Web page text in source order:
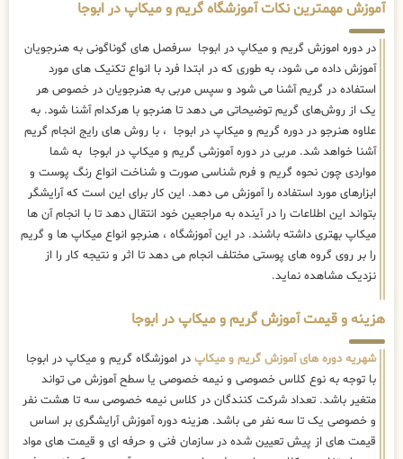
آموزش مهمترین نکات آموزشگاه گریم و میکاپ در ابوجا
در دوره اموزش گریم و میکاپ در ابوجا سرفصل های گوناگونی به هنرجویان
آموزش داده می شود، به طوری که در ابتدا فرد با انواع تکنیک های مورد
استفاده در گریم آشنا می شود و سپس مربی به هنرجویان در خصوص هر
یک از روش‌های گریم توضیحاتی می دهد تا هنرجو با هرکدام آشنا شود. به
علاوه هنرجو در دوره گریم و میکاپ در ابوجا ، با روش های رایج انجام گریم
آشنا خواهد شد. مربی در دوره آموزشی گریم و میکاپ در ابوجا به شما
مواردی چون نحوه گریم و فرم شناسی صورت و شناخت انواع رنگ پوست و
ابزارهای مورد استفاده را آموزش می دهد. این کار برای این است که آرایشگر
بتواند این اطلاعات را در آینده به مراجعین خود انتقال دهد تا با انجام آن ها
میکاپ بهتری داشته باشند. در این آموزشگاه ، هنرجو انواع میکاپ ها و گریم
را بر روی گروه های پوستی مختلف انجام می دهد تا اثر و نتیجه کار را از
نزدیک مشاهده نماید.
هزینه و قیمت آموزش گریم و میکاپ در ابوجا
شهریه دوره های آموزش گریم و میکاپ در اموزشگاه گریم و میکاپ در ابوجا
با توجه به نوع کلاس خصوصی و نیمه خصوصی یا سطح آموزش می تواند
متغیر باشد. تعداد شرکت کنندگان در کلاس نیمه خصوصی سه تا هشت نفر
و خصوصی یک تا سه نفر می باشد. هزینه دوره آموزش آرایشگری بر اساس
قیمت های از پیش تعیین شده در سازمان فنی و حرفه ای و قیمت های مواد